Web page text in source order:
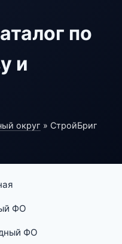
по
и
округ » СтройБриг
ФО
ФО